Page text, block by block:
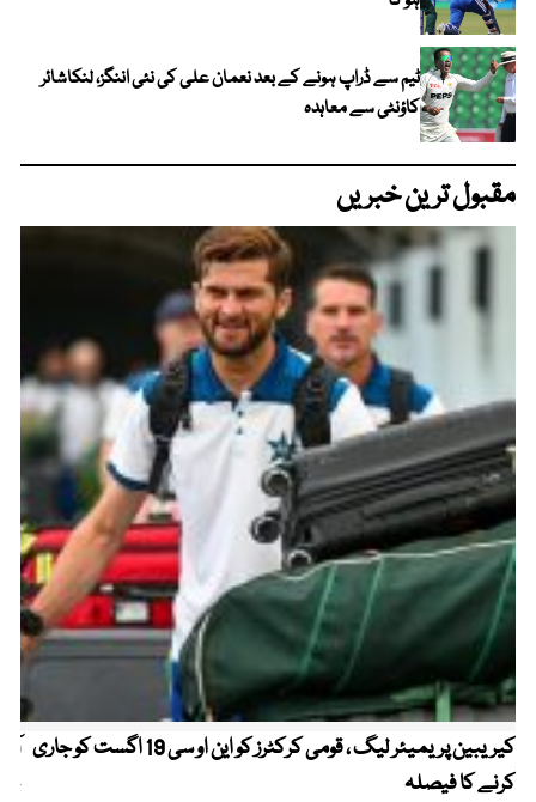
ٹیم سے ڈراپ ہونے کے بعد نعمان علی کی نئی اننگز، لنکاشائر
کاؤنٹی سے معاہدہ
مقبول ترین خبریں
کیریبین پریمیئر لیگ ، قومی کرکٹرز کو این او سی 19 اگست کو جاری
کرنے کا فیصلہ